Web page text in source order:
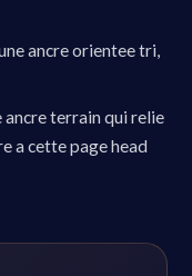
ancre orientee tri,
ancre terrain qui relie
a cette page head